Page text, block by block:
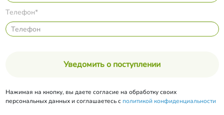
Телефон*
Уведомить о поступлении
Нажимая на кнопку, вы даете согласие на обработку своих
персональных данных и соглашаетесь с политикой конфиденциальности